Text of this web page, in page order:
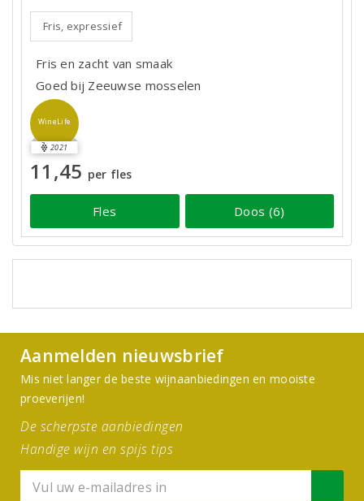
Fris, expressief
Fris en zacht van smaak
Goed bij Zeeuwse mosselen
WineLife
2021
11,45 per fles
Fles Doos (6)
Aanmelden nieuwsbrief
Mis niet langer de beste wijnaanbiedingen en mooiste
proeverijen!
De scherpste aanbiedingen
Handige wijn en spijs tips